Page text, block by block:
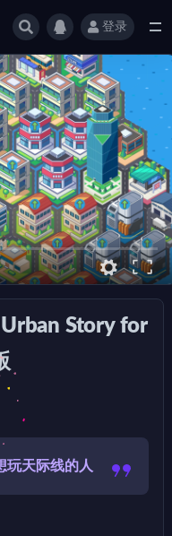
登录
Story for
玩天际线的人